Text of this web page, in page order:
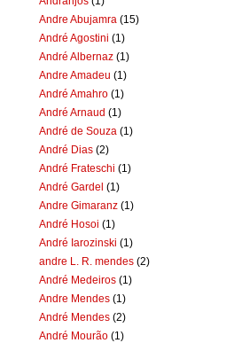
Andre Abujamra (15)
André Agostini (1)
André Albernaz (1)
Andre Amadeu (1)
André Amahro (1)
André Arnaud (1)
André de Souza (1)
André Dias (2)
André Frateschi (1)
André Gardel (1)
Andre Gimaranz (1)
André Hosoi (1)
André Iarozinski (1)
andre L. R. mendes (2)
André Medeiros (1)
Andre Mendes (1)
André Mendes (2)
André Mourão (1)